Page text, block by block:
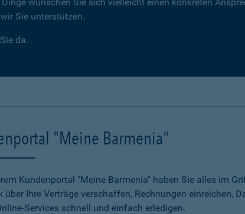
Sie unterstützen.
da.
"Meine Barmenia"
Kundenportal "Meine Barmenia" haben Sie alles im
über Ihre Verträge verschaffen, Rechnungen einreichen,
Services schnell und einfach erledigen.